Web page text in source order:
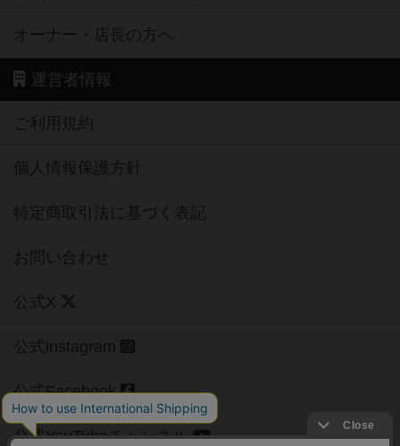
オーナー・店長の方へ
運営者情報
ご利用規約
個人情報保護方針
特定商取引法に基づく表記
お問い合わせ
公式X
公式instagram
公式Facebook
公式YouTubeチャンネル